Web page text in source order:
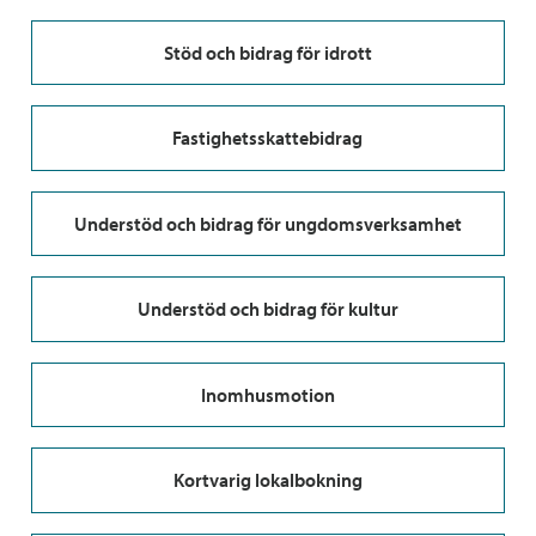
Stöd och bidrag för idrott
Fastighetsskattebidrag
Understöd och bidrag för ungdomsverksamhet
Understöd och bidrag för kultur
Inomhusmotion
Kortvarig lokalbokning